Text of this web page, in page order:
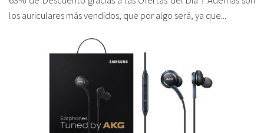
los auriculares más vendidos, que por algo será, ya que...